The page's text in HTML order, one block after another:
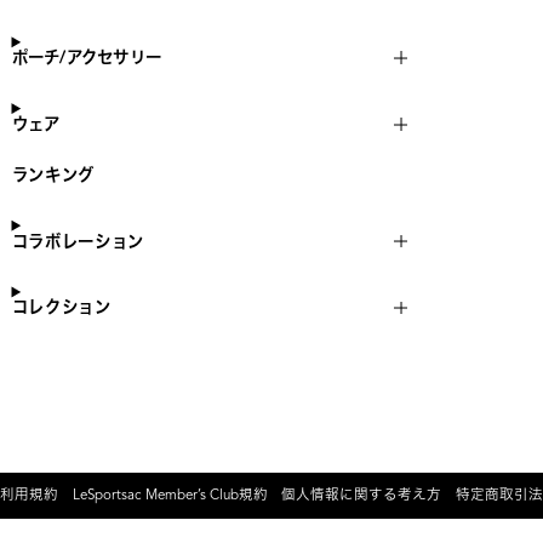
ポーチ/アクセサリー
ウェア
ランキング
コラボレーション
コレクション
利用規約 LeSportsac Member’s Club規約 個人情報に関する考え方 特定商取引